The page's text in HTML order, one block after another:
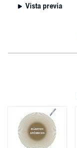
Vista previa